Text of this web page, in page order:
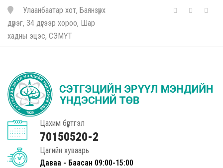
Улаанбаатар хот, Баянзүрх
дүүрэг, 34 дүгээр хороо, Шар
хадны эцэс, СЭМҮТ
Цахим бүртгэл
70150520-2
Цагийн хуваарь
Даваа - Баасан 09:00-15:00